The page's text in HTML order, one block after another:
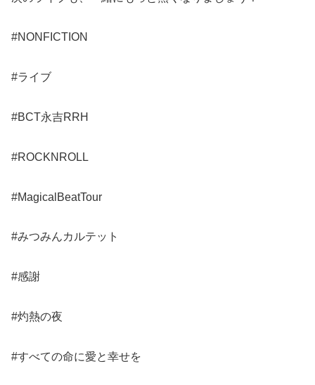
#NONFICTION
#ライブ
#BCT永吉RRH
#ROCKNROLL
#MagicalBeatTour
#みつみんカルテット
#感謝
#灼熱の夜
#すべての命に愛と幸せを